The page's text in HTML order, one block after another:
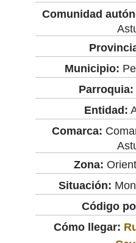
Comunidad
Municipio:
Parroquia:
Entidad:
Comarca:
Zona:
Situación:
Código
Cómo llegar: